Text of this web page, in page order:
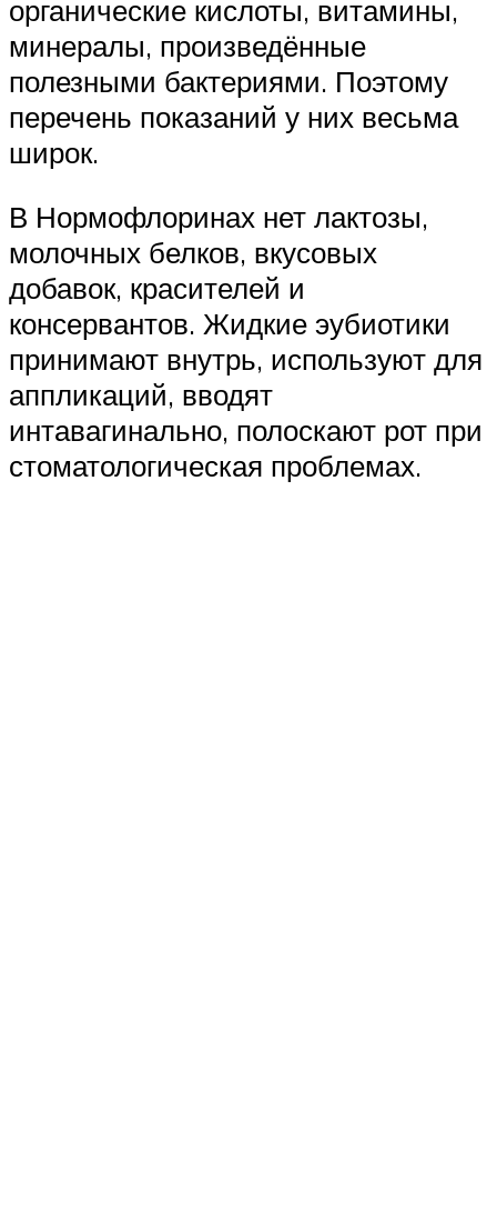
органические кислоты, витамины,
минералы, произведённые
полезными бактериями. Поэтому
перечень показаний у них весьма
широк.
В Нормофлоринах нет лактозы,
молочных белков, вкусовых
добавок, красителей и
консервантов. Жидкие эубиотики
принимают внутрь, используют для
аппликаций, вводят
интавагинально, полоскают рот при
стоматологическая проблемах.